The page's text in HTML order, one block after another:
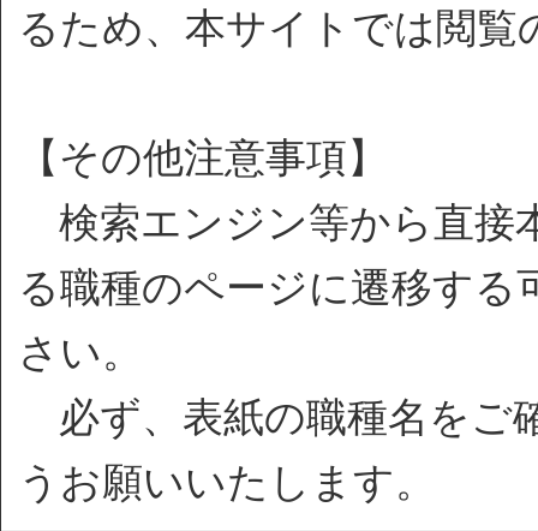
るため、本サイトでは閲
【その他注意事項】
検索エンジン等から直接
る職種のページに遷移す
さい。
必ず、表紙の職種名をご
うお願いいたします。